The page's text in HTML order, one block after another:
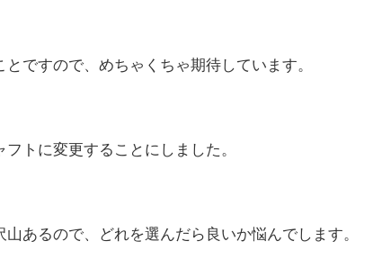
ですので、めちゃくちゃ期待しています。
トに変更することにしました。
あるので、どれを選んだら良いか悩んでします。